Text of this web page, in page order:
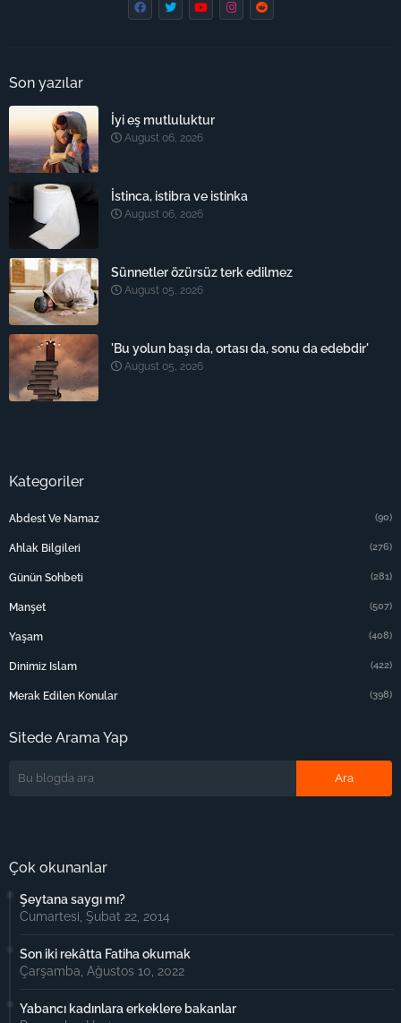
Son yazılar
İyi eş mutluluktur
August 06, 2026
İstinca, istibra ve istinka
August 06, 2026
Sünnetler özürsüz terk edilmez
August 05, 2026
'Bu yolun başı da, ortası da, sonu da edebdir'
August 05, 2026
Kategoriler
Abdest Ve Namaz (90)
Ahlak Bilgileri (276)
Günün Sohbeti (281)
Manşet (507)
Yaşam (408)
Dinimiz Islam (422)
Merak Edilen Konular (398)
Sitede Arama Yap
Çok okunanlar
Şeytana saygı mı?
Cumartesi, Şubat 22, 2014
Son iki rekâtta Fatiha okumak
Çarşamba, Ağustos 10, 2022
Yabancı kadınlara erkeklere bakanlar